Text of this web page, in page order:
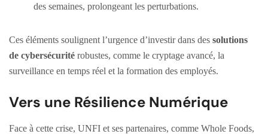
des semaines, prolongeant les perturbations.
Ces éléments soulignent l’urgence d’investir dans des solutions
de cybersécurité robustes, comme le cryptage avancé, la
surveillance en temps réel et la formation des employés.
Vers une Résilience Numérique
Face à cette crise, UNFI et ses partenaires, comme Whole Foods,